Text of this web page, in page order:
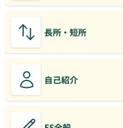
長所・短所
自己紹介